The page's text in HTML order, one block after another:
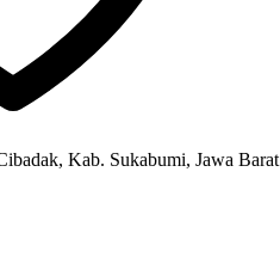
Kab. Sukabumi, Jawa Barat